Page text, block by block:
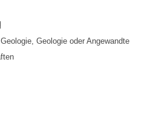
Geologie oder Angewandte